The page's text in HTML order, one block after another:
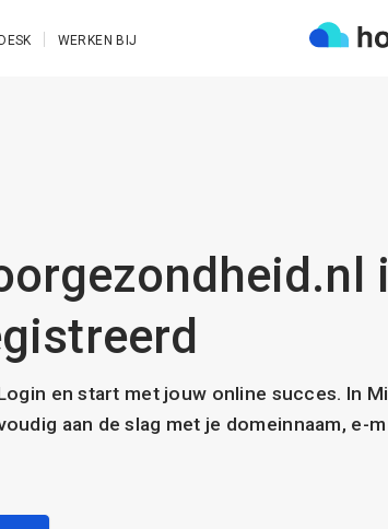
WERKEN BIJ
i
en start met jouw online succes. In Mi
aan de slag met je domeinnaam, e-m